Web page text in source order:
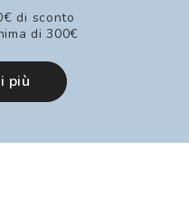
di sconto
di 300€
più